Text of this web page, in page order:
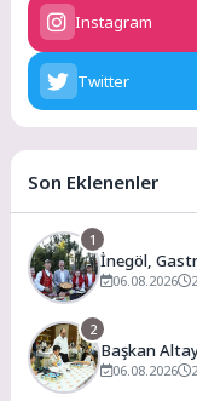
Instagram
Twitter
Son Eklenenler
1
İnegöl,
Çıkarıyor
06.08.2026
2
Başkan
Final
06.08.2026